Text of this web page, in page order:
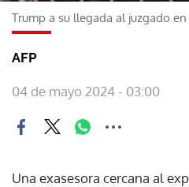
Trump a su llegada al juzgado en
AFP
04 de mayo 2024 - 03:00
Una exasesora cercana al